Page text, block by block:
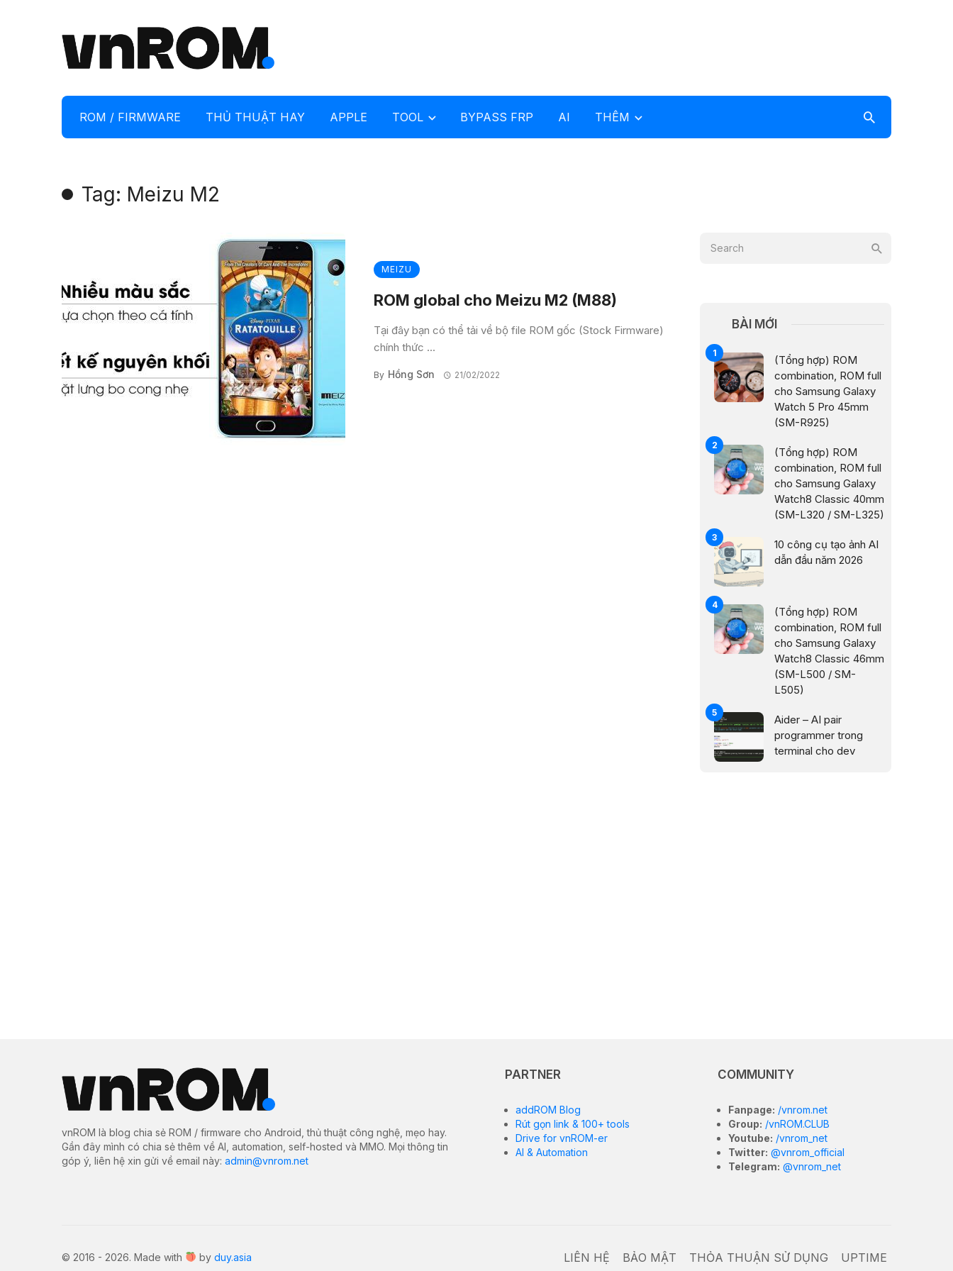
ROM / FIRMWARE THỦ THUẬT HAY APPLE TOOL BYPASS FRP AI THÊM
Tag: Meizu M2
MEIZU
ROM global cho Meizu M2 (M88)
Tại đây bạn có thể tải về bộ file ROM gốc (Stock Firmware)
chính thức ...
By Hồng Sơn 21/02/2022
BÀI MỚI
(Tổng hợp) ROM
combination, ROM full
cho Samsung Galaxy
Watch 5 Pro 45mm
(SM-R925)
(Tổng hợp) ROM
combination, ROM full
cho Samsung Galaxy
Watch8 Classic 40mm
(SM-L320 / SM-L325)
10 công cụ tạo ảnh AI
dẫn đầu năm 2026
(Tổng hợp) ROM
combination, ROM full
cho Samsung Galaxy
Watch8 Classic 46mm
(SM-L500 / SM-
L505)
Aider – AI pair
programmer trong
terminal cho dev
vnROM là blog chia sẻ ROM / firmware cho Android, thủ thuật công nghệ, mẹo hay.
Gần đây mình có chia sẻ thêm về AI, automation, self-hosted và MMO. Mọi thông tin
góp ý, liên hệ xin gửi về email này: admin@vnrom.net
PARTNER
addROM Blog
Rút gọn link & 100+ tools
Drive for vnROM-er
AI & Automation
COMMUNITY
Fanpage: /vnrom.net
Group: /vnROM.CLUB
Youtube: /vnrom_net
Twitter: @vnrom_official
Telegram: @vnrom_net
© 2016 - 2026. Made with by duy.asia LIÊN HỆ BẢO MẬT THỎA THUẬN SỬ DỤNG UPTIME